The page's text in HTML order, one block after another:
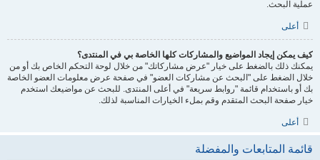
عملية البحث.
أعلى
كيف يمكن إيجاد المواضيع والمشاركات كلها الخاصة بي في المنتدى؟
يمكنك ذلك بالضغط على خيار "عرض مشاركاتك" من خلال لوحة التحكم الخاص بك أو من
خلال الضغط على "البحث عن مشاركات العضو" في صفحة عرض معلومات العضو الخاصة
بك أو باستخدام قائمة "روابط سريعة" في أعلى المنتدى. للبحث عن مواضيعك استخدم
خيار صفحة البحث المتقدم وقم بملء الخيارات المناسبة لذلك.
أعلى
قائمة المتابعات والمفضلة